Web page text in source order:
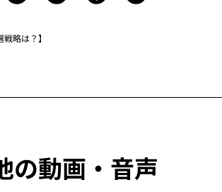
略は？】
の動画・音声